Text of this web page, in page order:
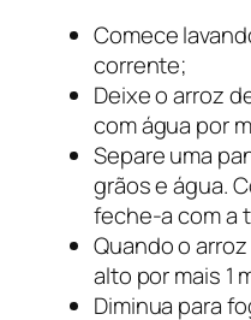
Comece
corrente;
Deixe o arroz
com água por
Separe uma
grãos e água.
feche-a com a
Quando o
alto por mais 1
Diminua para